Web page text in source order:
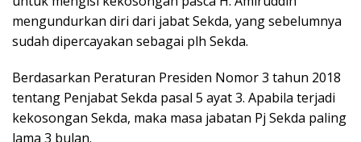
mengundurkan diri dari jabat Sekda, yang sebelumnya
sudah dipercayakan sebagai plh Sekda.
Berdasarkan Peraturan Presiden Nomor 3 tahun 2018
tentang Penjabat Sekda pasal 5 ayat 3. Apabila terjadi
kekosongan Sekda, maka masa jabatan Pj Sekda paling
lama 3 bulan.